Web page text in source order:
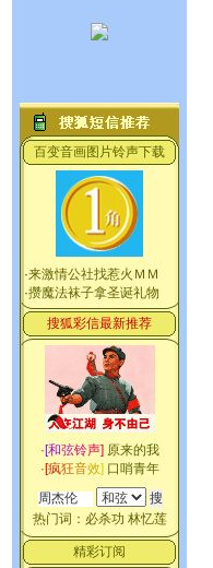
百变音画图片铃声下载
·来激情公社找惹火ＭＭ
·攒魔法袜子拿圣诞礼物
搜狐彩信最新推荐
·[和弦铃声] 原来的我
·[疯狂音效] 口哨青年
热门词： 必杀功 林忆莲
精彩订阅